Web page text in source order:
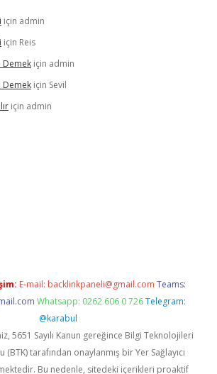
için admin
için Reis
Demek için admin
Demek için Sevil
için admin
E-mail: backlinkpaneli@gmail.com Teams:
Whatsapp: 0262 606 0 726 Telegram:
@karabul
5651 Sayılı Kanun gereğince Bilgi Teknolojileri
tarafından onaylanmış bir Yer Sağlayıcı
Bu nedenle, sitedeki içerikleri proaktif